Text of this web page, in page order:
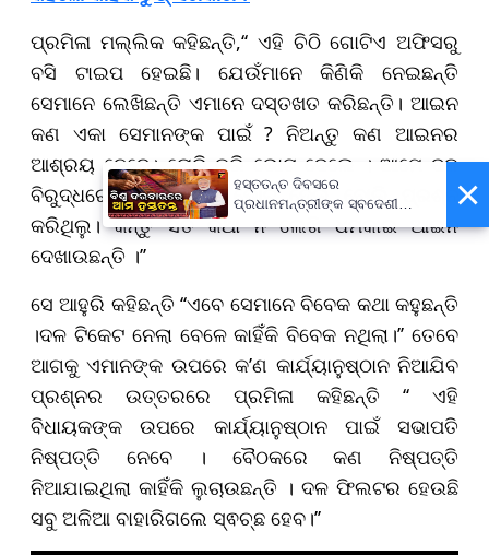
ପ୍ରମିଳା ମଲ୍ଲିକ କହିଛନ୍ତି,‘‘ ଏହି ଚିଠି ଗୋଟିଏ ଅଫିସରୁ
ବସି ଟାଇପ ହେଇଛି। ଯେଉଁମାନେ କିଣିକି ନେଇଛନ୍ତି
ସେମାନେ ଲେଖିଛନ୍ତି ଏମାନେ ଦସ୍ତଖତ କରିଛନ୍ତି। ଆଇନ
କଣ ଏକା ସେମାନଙ୍କ ପାଇଁ ? ନିଅନ୍ତୁ କଣ ଆଇନର
ଆଶ୍ରୟ ନେବେ। ଚୋରି କରି ଭୋଟ ଦେଲେ । ଆମେ ଦଳ
ବିରୁଦ୍ଧରେ ଯାଇ କାହିଁକି ଭୋଟ ଦେଲ ବୋଲି ପ୍ରଶ୍ନ
କରିଥିଲୁ। କିନ୍ତୁ ସତ କଥା ନ ଲେଖି ଧମକାଇ ଆଇନ
ଦେଖାଉଛନ୍ତି ।’’
ସେ ଆହୁରି କହିଛନ୍ତି ‘‘ଏବେ ସେମାନେ ବିବେକ କଥା କହୁଛନ୍ତି
।ଦଳ ଟିକେଟ ନେଲା ବେଳେ କାହିଁକି ବିବେକ ନଥିଲା।’’ ତେବେ
ଆଗକୁ ଏମାନଙ୍କ ଉପରେ କ’ଣ କାର୍ଯ୍ୟାନୁଷ୍ଠାନ ନିଆଯିବ
ପ୍ରଶ୍ନର ଉତ୍ତରରେ ପ୍ରମିଳା କହିଛନ୍ତି ‘‘ ଏହି
ବିଧାୟକଙ୍କ ଉପରେ କାର୍ଯ୍ୟାନୁଷ୍ଠାନ ପାଇଁ ସଭାପତି
ନିଷ୍ପତ୍ତି ନେବେ । ବୈଠକରେ କଣ ନିଷ୍ପତ୍ତି
ନିଆଯାଇଥିଲା କାହିଁକି ଲୁଚାଉଛନ୍ତି । ଦଳ ଫିଲଟର ହେଉଛି
ସବୁ ଅଳିଆ ବାହାରିଗଲେ ସ୍ଵଚ୍ଛ ହେବ।’’
×
ହସ୍ତତନ୍ତ ଦିବସରେ
ପ୍ରଧାନମନ୍ତ୍ରୀଙ୍କ ସ୍ବଦେଶୀ